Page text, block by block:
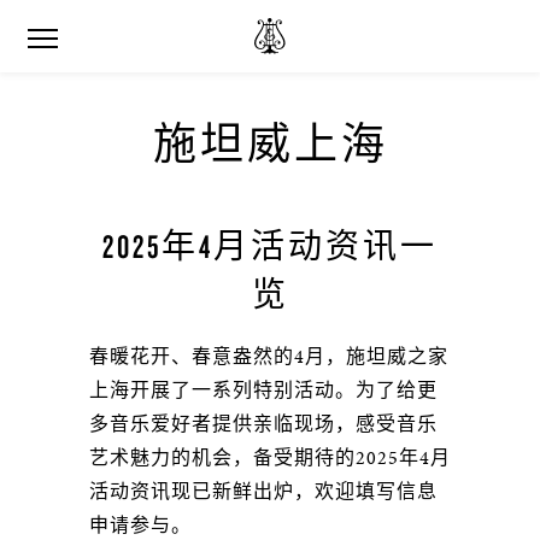
施坦威上海
2025年4月活动资讯一
览
春暖花开、春意盎然的4月，施坦威之家
上海开展了一系列特别活动。为了给更
多音乐爱好者提供亲临现场，感受音乐
艺术魅力的机会，备受期待的2025年4月
活动资讯现已新鲜出炉，欢迎填写信息
申请参与。